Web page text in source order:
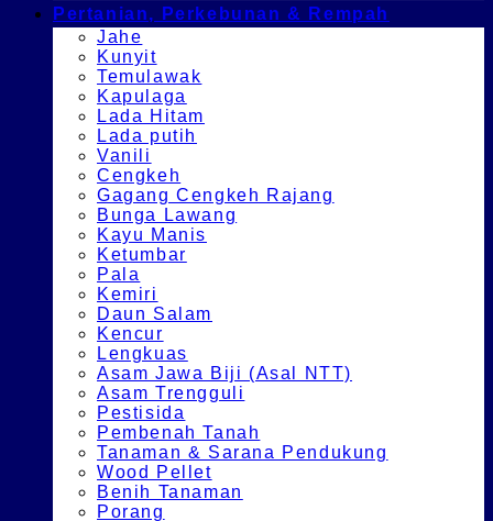
Pertanian, Perkebunan & Rempah
Jahe
Kunyit
Temulawak
Kapulaga
Lada Hitam
Lada putih
Vanili
Cengkeh
Gagang Cengkeh Rajang
Bunga Lawang
Kayu Manis
Ketumbar
Pala
Kemiri
Daun Salam
Kencur
Lengkuas
Asam Jawa Biji (Asal NTT)
Asam Trengguli
Pestisida
Pembenah Tanah
Tanaman & Sarana Pendukung
Wood Pellet
Benih Tanaman
Porang